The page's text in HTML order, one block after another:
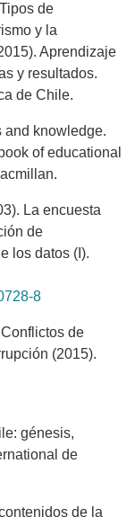
de
y la
Aprendizaje
y resultados.
de Chile.
and knowledge.
of educational
La encuesta
de
los datos (I).
8
de
(2015).
génesis,
de
de la